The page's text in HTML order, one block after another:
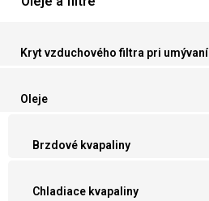
Kryt vzduchového filtra pri umývaní
Oleje
Brzdové kvapaliny
Chladiace kvapaliny